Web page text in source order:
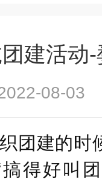
建活动
2022-08-
团建的时
得好叫